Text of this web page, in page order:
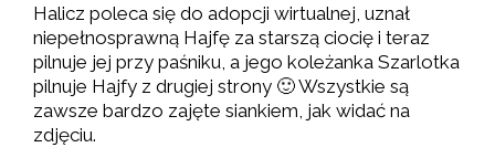
Halicz poleca się do adopcji wirtualnej, uznał
niepełnosprawną Hajfę za starszą ciocię i teraz
pilnuje jej przy paśniku, a jego koleżanka Szarlotka
pilnuje Hajfy z drugiej strony 🙂 Wszystkie są
zawsze bardzo zajęte siankiem, jak widać na
zdjęciu.